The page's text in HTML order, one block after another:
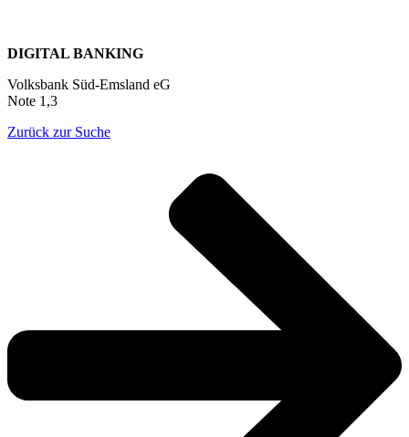
DIGITAL BANKING
Volksbank Süd-Emsland eG
Note 1,3
Zurück zur Suche